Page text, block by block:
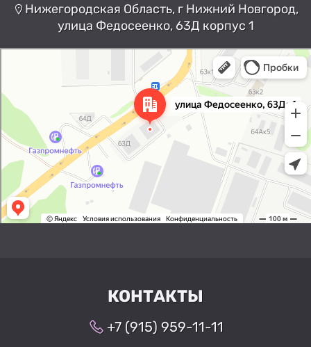
Нижегородская Область, г Нижний Новгород,
улица Федосеенко, 63Д корпус 1
Нижний Новгород
Улица Федосеенко, 63Дк1 —
Яндекс Карты
КОНТАКТЫ
+7 (915) 959-11-11